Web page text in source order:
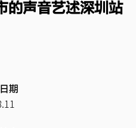
的声音艺述深圳站
期